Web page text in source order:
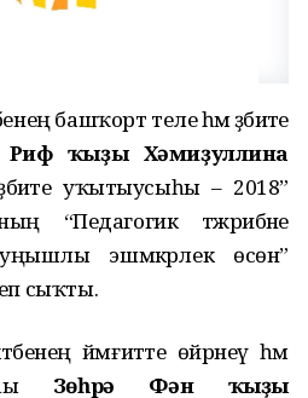
башҡорт теле һәм әҙәбиәте
Риф ҡыҙы Хәмиҙуллина
уҡытыусыһы – 2018”
“Педагогик тәжрибәне
эшмәкәрлек өсөн”
сыҡты.
йәмғиәтте өйрәнеү һәм
Зөһрә Фән ҡыҙы